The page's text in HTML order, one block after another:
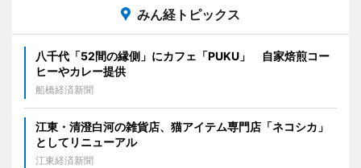
みん経トピックス
八千代「52間の縁側」にカフェ「PUKU」 自家焙煎コー
ヒーやカレー提供
船橋経済新聞
江東・清澄白河の雑貨店、猫アイテム専門店「ネコシカ」
としてリニューアル
江東経済新聞